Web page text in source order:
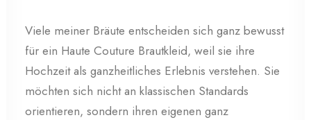
Viele meiner Bräute entscheiden sich ganz bewusst
für ein Haute Couture Brautkleid, weil sie ihre
Hochzeit als ganzheitliches Erlebnis verstehen. Sie
möchten sich nicht an klassischen Standards
orientieren, sondern ihren eigenen ganz